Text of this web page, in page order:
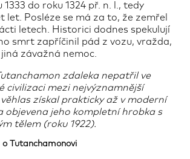
do roku 1324 př. n. l., tedy
let. Posléze se má za to, že zemřel
letech. Historici dodnes spekulují
smrt zapříčinil pád z vozu, vražda,
závažná nemoc.
zdaleka nepatřil ve
civilizaci mezi nejvýznamnější
získal prakticky až v moderní
objevena jeho kompletní hrobka s
tělem (roku 1922).
Tutanchamonovi